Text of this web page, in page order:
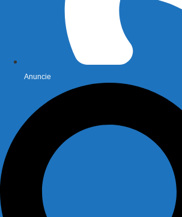
Anuncie